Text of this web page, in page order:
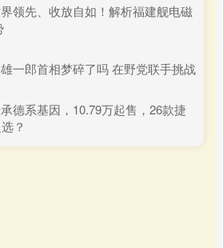
领先、收放自如！解析福建舰电磁
一郎首相梦碎了吗 在野党联手挑战
德系基因，10.79万起售，26款捷
？